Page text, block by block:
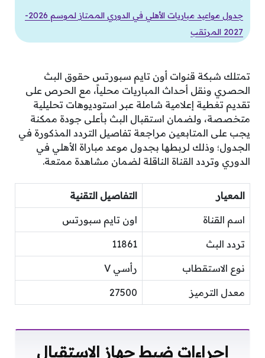
جدول مواعيد مباريات الأهلي في الدوري الممتاز لموسم 2026-
2027 المرتقب
تمتلك شبكة قنوات أون تايم سبورتس حقوق البث
الحصري ونقل أحداث المباريات محلياً، مع الحرص على
تقديم تغطية إعلامية شاملة عبر استوديوهات تحليلية
متخصصة، ولضمان استقبال البث بأعلى جودة ممكنة
يجب على المتابعين مراجعة تفاصيل التردد المذكورة في
الجدول؛ وذلك لربطها بجدول موعد مباراة الأهلي في
الدوري وتردد القناة الناقلة لضمان مشاهدة ممتعة.
المعيار التفاصيل التقنية
اسم القناة اون تايم سبورتس
تردد البث 11861
نوع الاستقطاب رأسي V
معدل الترميز 27500
إجراءات ضبط جهاز الاستقبال